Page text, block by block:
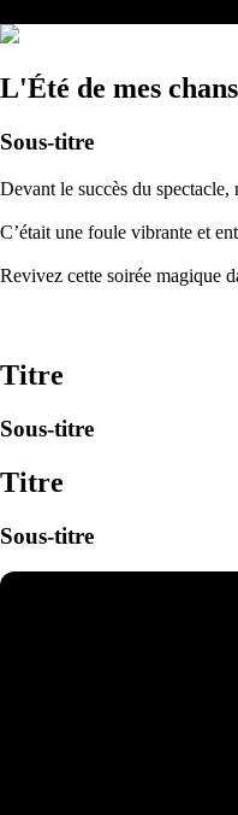
L'Été de mes
Sous-titre
Devant le succès du
C’était une foule vibrante et
Revivez cette soirée magique
Titre
Sous-titre
Titre
Sous-titre